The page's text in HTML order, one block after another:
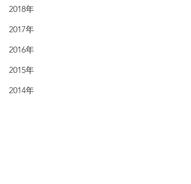
2018年
2017年
2016年
2015年
2014年